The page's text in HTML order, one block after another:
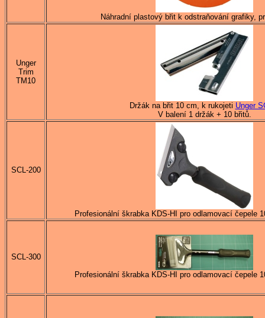
Náhradní plastový břit k odstraňování grafiky,
Unger
Trim
TM10
Držák na břit 10 cm, k rukojeti Unger
V balení 1 držák + 10 břitů.
SCL-200
Profesionální škrabka KDS-HI pro odlamovací čepele
SCL-300
Profesionální škrabka KDS-HI pro odlamovací čepele